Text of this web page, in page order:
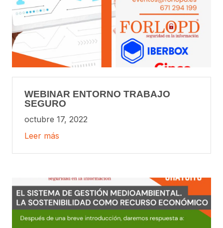
WEBINAR ENTORNO TRABAJO
SEGURO
octubre 17, 2022
Leer más